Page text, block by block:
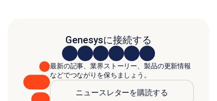
Genesysに接続する
最新の記事、業界ストーリー、製品の更新情報
などでつながりを保ちましょう。
ニュースレターを購読する